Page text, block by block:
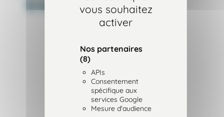
vous souhaitez
activer
Nos partenaires
(8)
APIs
Consentement
spécifique aux
services Google
Mesure d'audience